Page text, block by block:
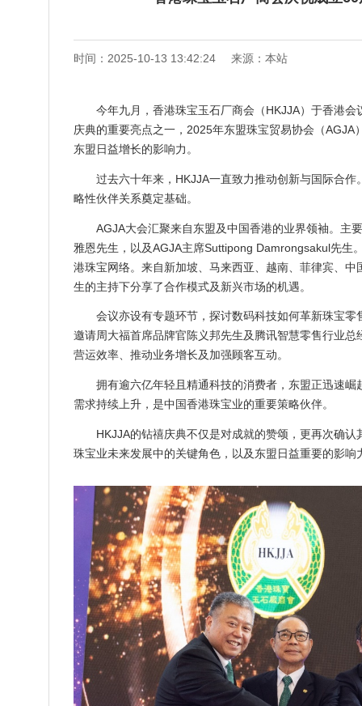
时间：2025-10-13 13:42:24 来源：本站
今年九月，香港珠宝玉石厂商会（HKJJA）于香港
庆典的重要亮点之一，2025年东盟珠宝贸易协会（
东盟日益增长的影响力。
过去六十年来，HKJJA一直致力推动创新与国际合
略性伙伴关系奠定基础。
AGJA大会汇聚来自东盟及中国香港的业界领袖。主
雅恩先生，以及AGJA主席Suttipong Damrongsakul先生
港珠宝网络。来自新加坡、马来西亚、越南、菲律宾、
生的主持下分享了合作模式及新兴市场的机遇。
会议亦设有专题环节，探讨数码科技如何革新珠宝
邀请周大福首席品牌官陈义邦先生及腾讯智慧零售行业
营运效率、推动业务增长及加强顾客互动。
拥有逾六亿年轻且精通科技的消费者，东盟正迅速
需求持续上升，是中国香港珠宝业的重要策略伙伴。
HKJJA的钻禧庆典不仅是对成就的赞颂，更再次确
珠宝业未来发展中的关键角色，以及东盟日益重要的影响